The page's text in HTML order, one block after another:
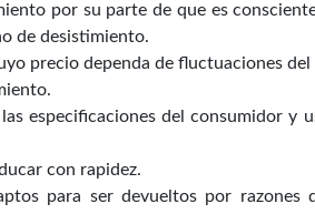
por su parte de que es
de desistimiento.
precio dependa de fluctuaciones
especificaciones del consumidor y
con rapidez.
para ser devueltos por